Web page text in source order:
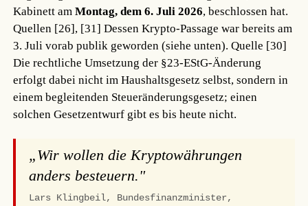
Kabinett amMontag, dem 6. Juli 2026, beschlossen hat.
Quellen [26], [31] Dessen Krypto-Passage war bereits am
3. Juli vorab publik geworden (siehe unten).Quelle [30]
Die rechtliche Umsetzung der §23-EStG-Änderung
erfolgt dabei nicht im Haushaltsgesetz selbst, sondern in
einem begleitenden Steueränderungsgesetz; einen
solchen Gesetzentwurf gibt es bis heute nicht.
„Wir wollen die Kryptowährungen
anders besteuern."
Lars Klingbeil, Bundesfinanzminister,